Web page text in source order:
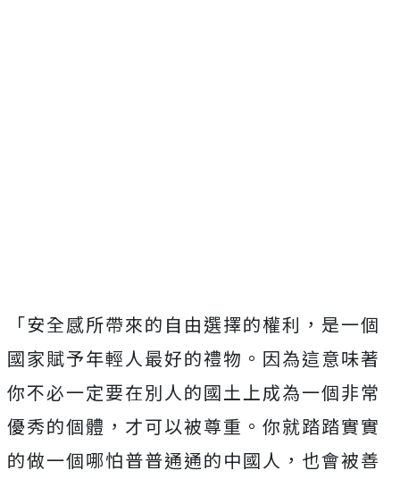
「安全感所帶來的自由選擇的權利，是一個
國家賦予年輕人最好的禮物。因為這意味著
你不必一定要在別人的國土上成為一個非常
優秀的個體，才可以被尊重。你就踏踏實實
的做一個哪怕普普通通的中國人，也會被善